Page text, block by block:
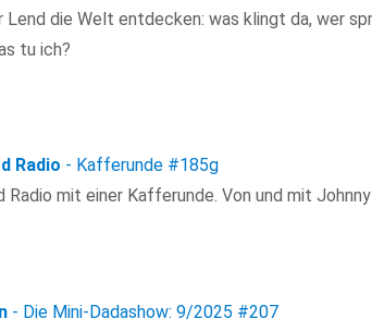
Lend die Welt entdecken: was klingt da, wer
tu ich?
Radio - Kafferunde #185g
Radio mit einer Kafferunde. Von und mit
- Die Mini-Dadashow: 9/2025 #207